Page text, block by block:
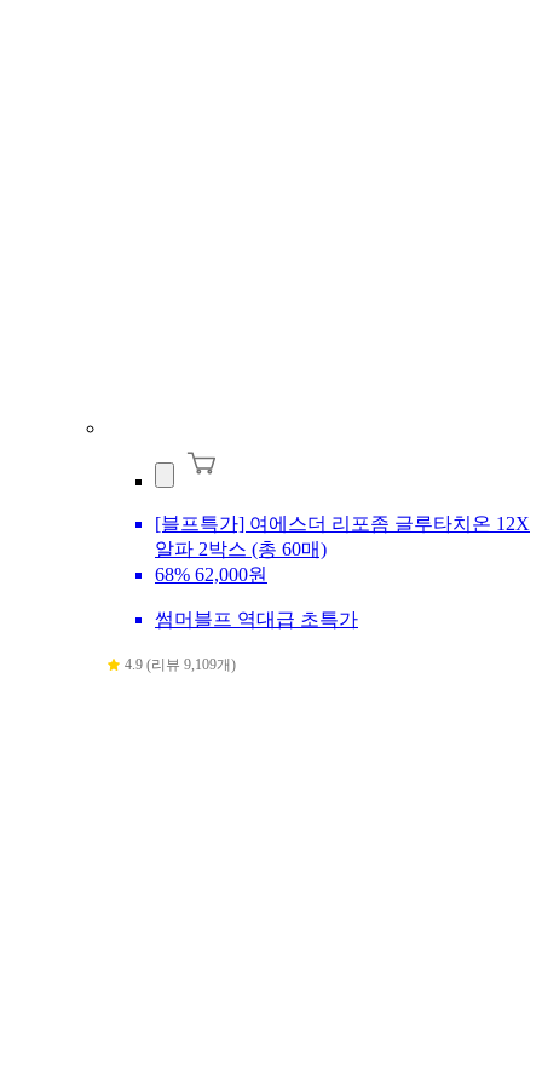
[블프특가] 여에스더 리포좀 글루타치온 12X
알파 2박스 (총 60매)
68% 62,000원
썸머블프 역대급 초특가
4.9 (리뷰 9,109개)